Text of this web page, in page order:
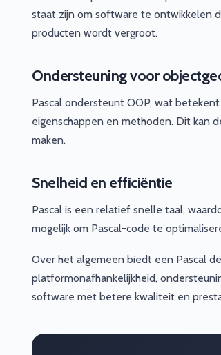
staat zijn om software te ontwikkelen
producten wordt vergroot.
Ondersteuning voor
Pascal ondersteunt OOP, wat
eigenschappen en methoden. Dit kan
maken.
Snelheid en efficiëntie
Pascal is een relatief snelle taal,
mogelijk om Pascal-code te
Over het algemeen biedt een Pascal
platformonafhankelijkheid,
software met betere kwaliteit en